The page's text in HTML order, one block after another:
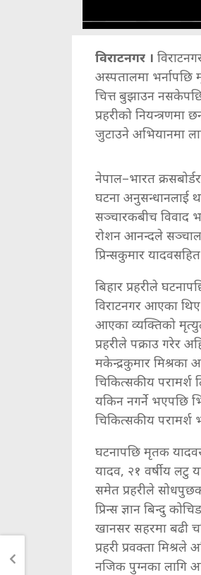
विराटनगर ।
अस्पतालमा भर्नापछि
चित्त बुझाउन
प्रहरीको
जुटाउने अभियानमा
नेपाल–भारत
घटना अनुसन्धानलाई
सञ्चारकबीच विवाद
रोशन आनन्दले
प्रिन्सकुमार
बिहार प्रहरीले
विराटनगर आएका थिए
आएका व्यक्तिको
प्रहरीले पक्राउ गरेर
मकेन्द्रकुमार मिश्रका
चिकित्सकीय परामर्श
यकिन नगर्ने भएपछि
चिकित्सकीय
घटनापछि मृतक
यादव, २१ वर्षीय लटु
समेत प्रहरीले
प्रिन्स ज्ञान बिन्दु
खानसर सहरमा बढी
प्रहरी प्रवक्ता
नजिक पुग्नका लागि